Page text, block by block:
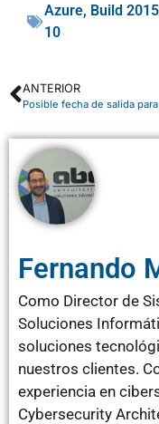
Azure, Build 2015
10
ANTERIOR
Fernando
Como Director de
Soluciones
soluciones
nuestros clientes.
experiencia en
Cybersecurity